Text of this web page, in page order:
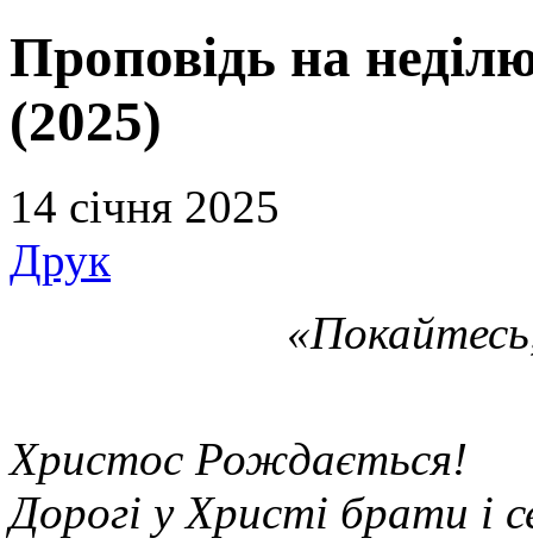
Проповідь на
(2025)
14 січня 2025
Друк
Христос Рождається!
Дорогі у Христі брати і